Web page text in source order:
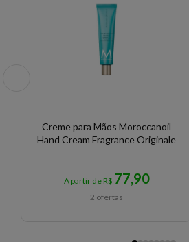
Creme para Mãos Moroccanoil
Hand Cream Fragrance Originale
A partir de R$ 77,90
2 ofertas